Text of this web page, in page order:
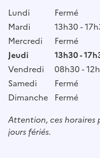
Lundi
Fermé
Mardi
13h30 -
Mercredi
Fermé
Jeudi
13h30 -
Vendredi
08h30 -
Samedi
Fermé
Dimanche Fermé
Attention, ces horaires
jours fériés.